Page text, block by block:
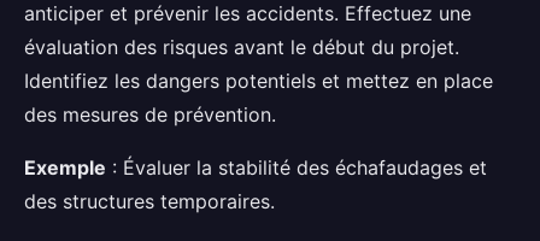
anticiper et prévenir les accidents. Effectuez une
évaluation des risques avant le début du projet.
Identifiez les dangers potentiels et mettez en place
des mesures de prévention.
Exemple : Évaluer la stabilité des échafaudages et
des structures temporaires.